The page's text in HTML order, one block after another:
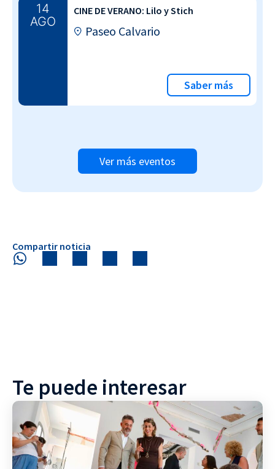
14
AGO
CINE DE VERANO: Lilo y Stich
Paseo Calvario
Saber más
Ver más eventos
Compartir noticia
Te puede interesar